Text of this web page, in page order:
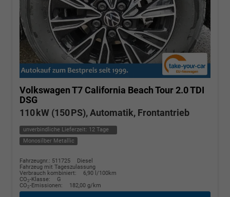
Volkswagen T7 California Beach Tour 2.0 TDI
DSG
110 kW (150 PS), Automatik, Frontantrieb
unverbindliche Lieferzeit: 12 Tage
Monosilber Metallic
Fahrzeugnr.: 511725
Diesel
Fahrzeug mit Tageszulassung
Verbrauch kombiniert:
6,90 l/100km
CO2-Klasse:
G
CO2-Emissionen: 182,00 g/km